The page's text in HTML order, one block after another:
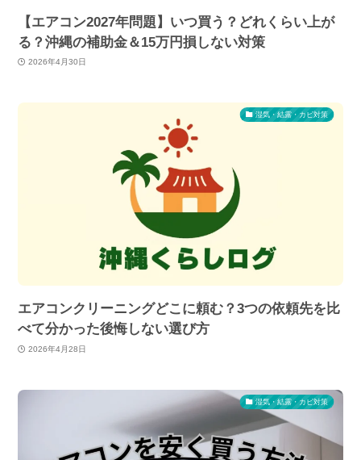
【エアコン2027年問題】いつ買う？どれくらい上が
る？沖縄の補助金＆15万円損しない対策
2026年4月30日
湿気・結露・カビ対策
エアコンクリーニングどこに頼む？3つの依頼先を比
べて分かった後悔しない選び方
2026年4月28日
湿気・結露・カビ対策